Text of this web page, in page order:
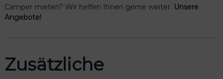
R
M
e
Camper mieten? Wir helfen Ihnen gerne weiter. Unsere
Angebote!
Zusätzliche